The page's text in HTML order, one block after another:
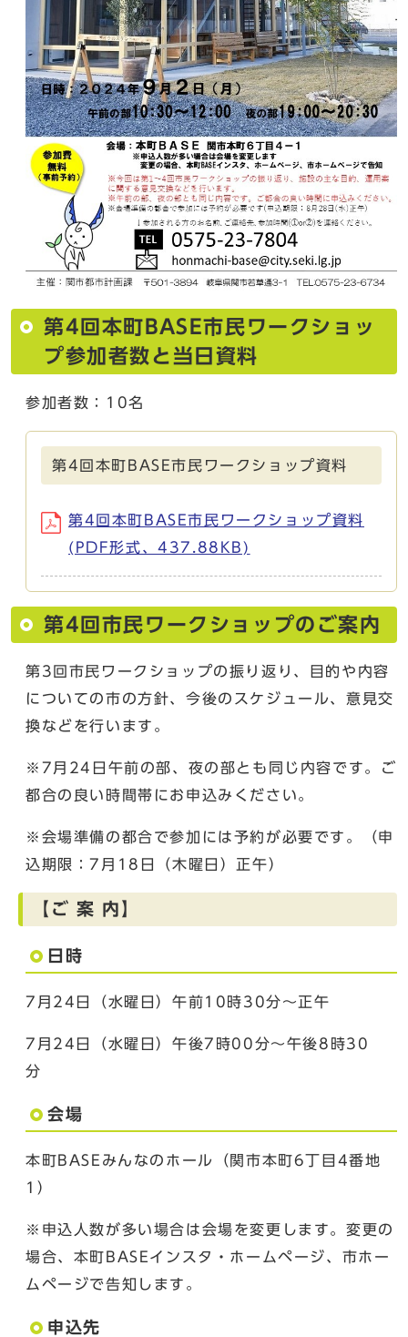
第4回本町BASE市民ワークショッ
プ参加者数と当日資料
参加者数：10名
第4回本町BASE市民ワークショップ資料
第4回本町BASE市民ワークショップ資料
(PDF形式、437.88KB)
第4回市民ワークショップのご案内
第3回市民ワークショップの振り返り、目的や内容
についての市の方針、今後のスケジュール、意見交
換などを行います。
※7月24日午前の部、夜の部とも同じ内容です。ご
都合の良い時間帯にお申込みください。
※会場準備の都合で参加には予約が必要です。（申
込期限：7月18日（木曜日）正午）
【ご 案 内】
日時
7月24日（水曜日）午前10時30分～正午
7月24日（水曜日）午後7時00分～午後8時30
分
会場
本町BASEみんなのホール（関市本町6丁目4番地
1）
※申込人数が多い場合は会場を変更します。変更の
場合、本町BASEインスタ・ホームページ、市ホー
ムページで告知します。
申込先